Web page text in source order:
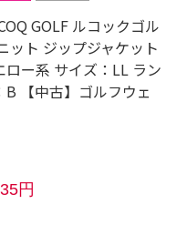
GOLF ルコックゴル
ット ジップジャケット
ロー系 サイズ：LL ラン
B 【中古】ゴルフウェ
円